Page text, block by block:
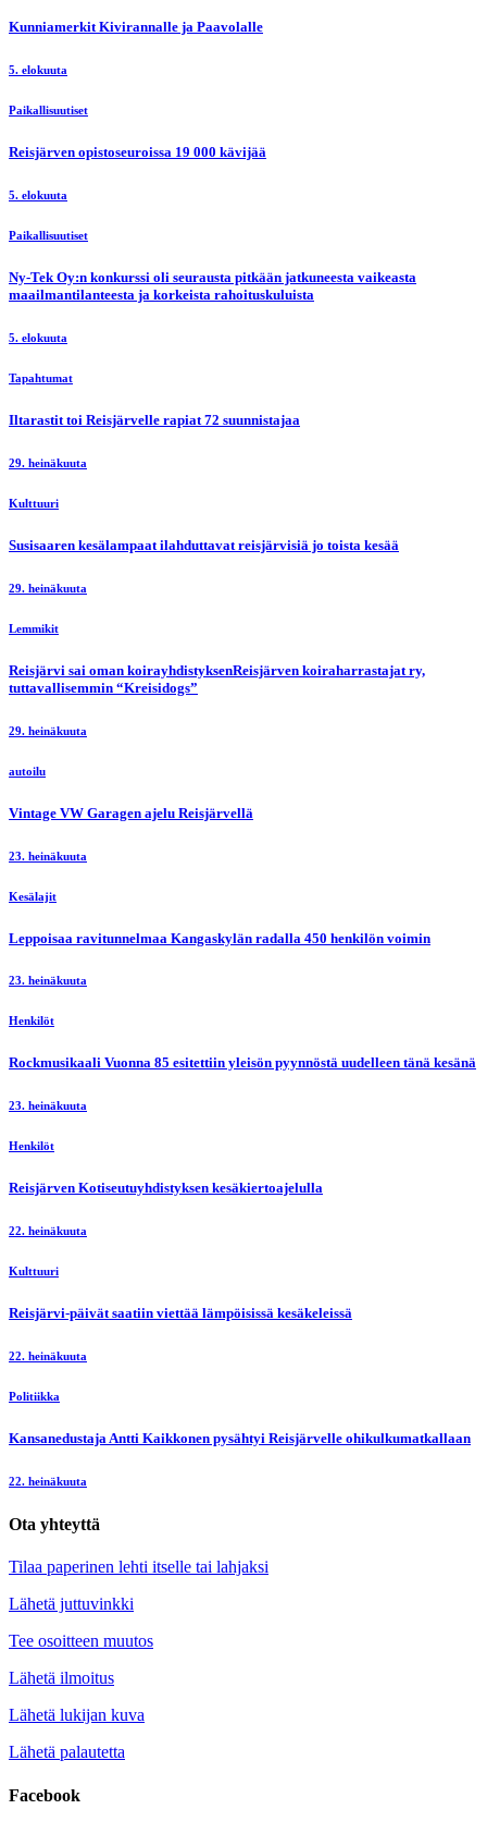
Kunniamerkit Kivirannalle ja Paavolalle
5. elokuuta
Paikallisuutiset
Reisjärven opistoseuroissa 19 000 kävijää
5. elokuuta
Paikallisuutiset
Ny-Tek Oy:n konkurssi oli seurausta pitkään jatkuneesta vaikeasta
maailmantilanteesta ja korkeista rahoituskuluista
5. elokuuta
Tapahtumat
Iltarastit toi Reisjärvelle rapiat 72 suunnistajaa
29. heinäkuuta
Kulttuuri
Susisaaren kesälampaat ilahduttavat reisjärvisiä jo toista kesää
29. heinäkuuta
Lemmikit
Reisjärvi sai oman koirayhdistyksenReisjärven koiraharrastajat ry,
tuttavallisemmin “Kreisidogs”
29. heinäkuuta
autoilu
Vintage VW Garagen ajelu Reisjärvellä
23. heinäkuuta
Kesälajit
Leppoisaa ravitunnelmaa Kangaskylän radalla 450 henkilön voimin
23. heinäkuuta
Henkilöt
Rockmusikaali Vuonna 85 esitettiin yleisön pyynnöstä uudelleen tänä kesänä
23. heinäkuuta
Henkilöt
Reisjärven Kotiseutuyhdistyksen kesäkiertoajelulla
22. heinäkuuta
Kulttuuri
Reisjärvi-päivät saatiin viettää lämpöisissä kesäkeleissä
22. heinäkuuta
Politiikka
Kansanedustaja Antti Kaikkonen pysähtyi Reisjärvelle ohikulkumatkallaan
22. heinäkuuta
Ota yhteyttä
Tilaa paperinen lehti itselle tai lahjaksi
Lähetä juttuvinkki
Tee osoitteen muutos
Lähetä ilmoitus
Lähetä lukijan kuva
Lähetä palautetta
Facebook